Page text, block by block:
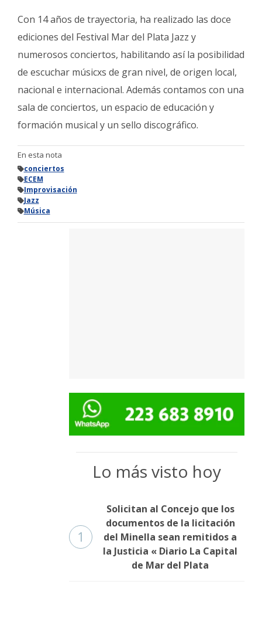
Con 14 años de trayectoria, ha realizado las doce
ediciones del Festival Mar del Plata Jazz y
numerosos conciertos, habilitando así la posibilidad
de escuchar músicxs de gran nivel, de origen local,
nacional e internacional. Además contamos con una
sala de conciertos, un espacio de educación y
formación musical y un sello discográfico.
En esta nota
conciertos
ECEM
Improvisación
Jazz
Música
Lo más visto hoy
1
Solicitan al Concejo que los
documentos de la licitación
del Minella sean remitidos a
la Justicia « Diario La Capital
de Mar del Plata